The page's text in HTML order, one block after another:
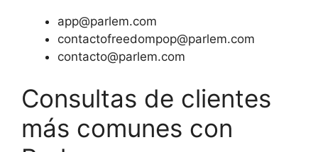
app@parlem.com
contactofreedompop@parlem.com
contacto@parlem.com
Consultas de clientes
más comunes con